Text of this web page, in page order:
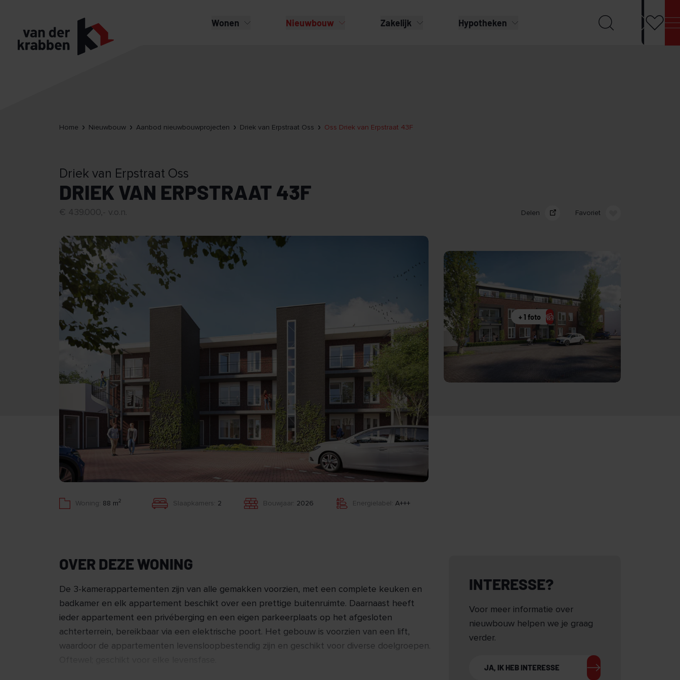
Wonen Nieuwbouw Zakelijk Hypotheken
Home Nieuwbouw Aanbod nieuwbouwprojecten Driek van Erpstraat Oss Oss Driek van Erpstraat 43F
Driek van Erpstraat Oss
DRIEK VAN ERPSTRAAT 43F
€ 439.000,- v.o.n. Delen Favoriet
+ 1 foto
Woning: 88 m2 Slaapkamers: 2 Bouwjaar: 2026 Energielabel: A+++
OVER DEZE WONING
De 3-kamerappartementen zijn van alle gemakken voorzien, met een complete keuken en
badkamer en elk appartement beschikt over een prettige buitenruimte. Daarnaast heeft
ieder appartement een privéberging en een eigen parkeerplaats op het afgesloten
achterterrein, bereikbaar via een elektrische poort. Het gebouw is voorzien van een lift,
waardoor de appartementen levensloopbestendig zijn en geschikt voor diverse doelgroepen.
INTERESSE?
Voor meer informatie over
nieuwbouw helpen we je graag
verder.
JA, IK HEB INTERESSE